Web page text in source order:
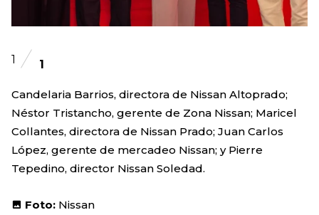
1 1
Candelaria Barrios, directora de Nissan Altoprado;
Néstor Tristancho, gerente de Zona Nissan; Maricel
Collantes, directora de Nissan Prado; Juan Carlos
López, gerente de mercadeo Nissan; y Pierre
Tepedino, director Nissan Soledad.
Foto: Nissan